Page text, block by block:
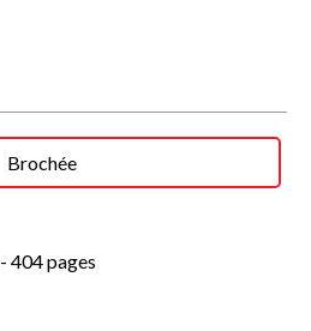
Brochée
- 404 pages